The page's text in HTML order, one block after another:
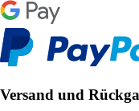
Versand und